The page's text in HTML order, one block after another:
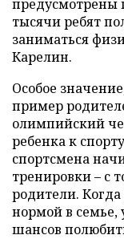
предусмотрены
тысячи ребят
заниматься
Карелин.
Особое
пример
олимпийский
ребенка к
спортсмена
тренировки – с
родители. Когда
нормой в семье,
шансов